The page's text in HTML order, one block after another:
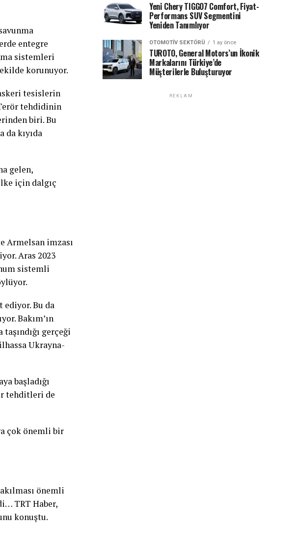
entegre
sistemleri
korunuyor.
tesislerin
tehdidinin
biri. Bu
da kıyıda
gelen,
için dalgıç
Armelsan imzası
Aras 2023
sistemli
Bu da
Bakım’ın
gerçeği
Ukrayna-
başladığı
tehditleri de
çok önemli bir
önemli
TRT Haber,
konuştu.
Yeni Chery TIGGO7 Comfort, Fiyat-
Performans SUV Segmentini
Yeniden Tanımlıyor
OTOMOTIV SEKTÖRÜ 1 ay önce
TUROTO, General Motors’un İkonik
Markalarını Türkiye’de
Müşterilerle Buluşturuyor
REKLAM